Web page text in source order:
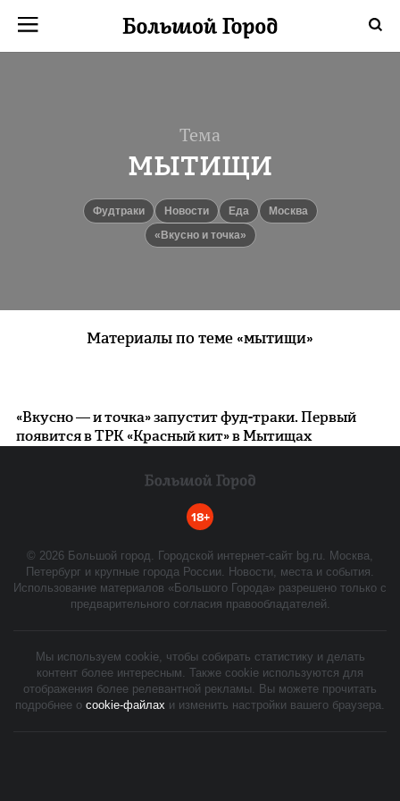
Тема
мытищи
Фудтраки новости еда
Москва
«Вкусно и точка»
Материалы по теме «мытищи»
«Вкусно — и точка» запустит фуд-траки. Первый
появится в ТРК «Красный кит» в Мытищах
18+
© 2026 Большой город. Городской интернет-сайт bg.ru. Москва,
Петербург и крупные города России. Новости, места и события.
Использование материалов «Большого Города» разрешено только с
предварительного согласия правообладателей.
Мы используем cookie, чтобы собирать статистику и делать
контент более интересным. Также cookie используются для
отображения более релевантной рекламы. Вы можете прочитать
подробнее о cookie-файлах и изменить настройки вашего браузера.